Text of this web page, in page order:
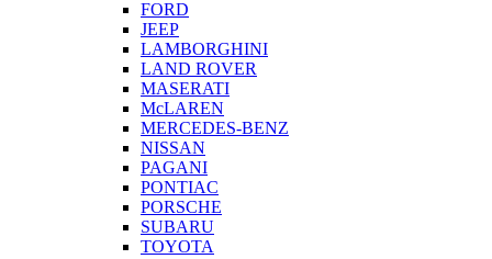
FORD
JEEP
LAMBORGHINI
LAND ROVER
MASERATI
McLAREN
MERCEDES-BENZ
NISSAN
PAGANI
PONTIAC
PORSCHE
SUBARU
TOYOTA